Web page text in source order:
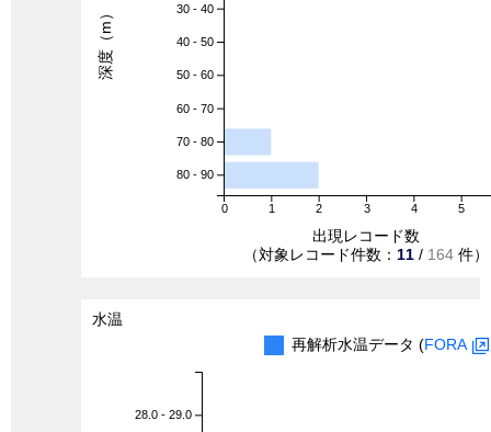
0 1 2 3 4 5
30 - 40
40 - 50
50 - 60
60 - 70
70 - 80
80 - 90
出現レコード数
（対象レコード件数： 11 / 164 件）
深度（m）
水温
再解析水温データ (FORA
28.0 - 29.0